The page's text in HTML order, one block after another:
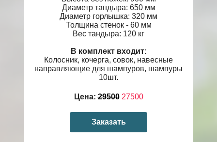
Диаметр тандыра: 650 мм
Диаметр горлышка: 320 мм
Толщина стенок - 60 мм
Вес тандыра: 120 кг
В комплект входит:
Колосник, кочерга, совок, навесные
направляющие для шампуров, шампуры
10шт.
Цена:29500 27500
Заказать